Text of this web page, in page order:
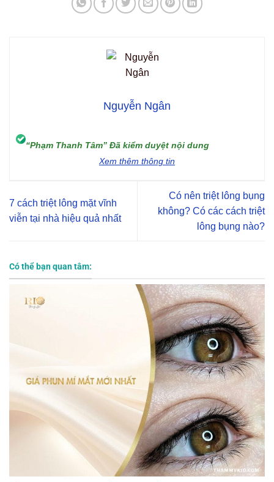
Nguyễn Ngân
“Phạm Thanh Tâm” Đã kiểm duyệt nội dung
Xem thêm thông tin
7 cách triệt lông mặt vĩnh
viễn tại nhà hiệu quả nhất
Có nên triệt lông bụng
không? Có các cách triệt
lông bụng nào?
Có thể bạn quan tâm: